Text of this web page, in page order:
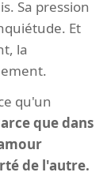
Sa pression
Et
la
qu'un
que dans
de l'autre.